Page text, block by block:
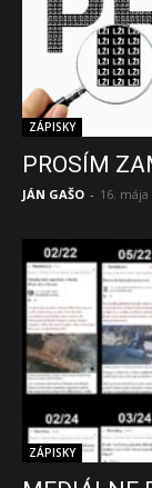
ZÁPISKY
PROSÍM
JÁN GAŠO - 16. mája
ZÁPISKY